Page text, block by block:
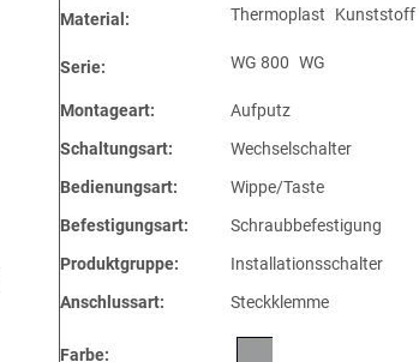
Material: Thermoplast Kunststoff
Serie: WG 800 WG
Montageart:
Aufputz
Schaltungsart:
Wechselschalter
Bedienungsart:
Wippe/Taste
Befestigungsart:
Schraubbefestigung
Produktgruppe:
Installationsschalter
Anschlussart:
Steckklemme
Farbe: